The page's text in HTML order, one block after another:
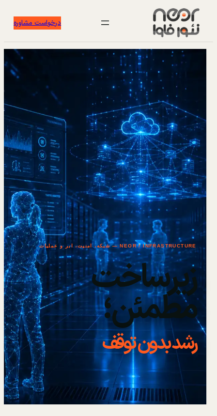
درخواست مشاوره
NEOR / INFRASTRUCTURE — شبکه، امنیت، ابر و عملیات
زیرساخت
مطمئن؛
رشد بدون توقف